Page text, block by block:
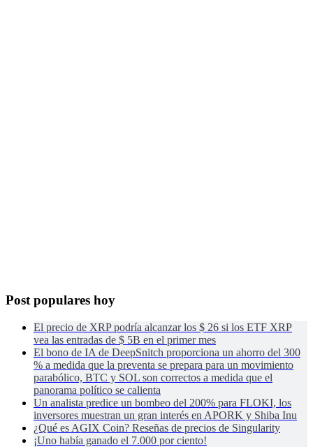
Post populares hoy
El precio de XRP podría alcanzar los $ 26 si los ETF XRP
vea las entradas de $ 5B en el primer mes
El bono de IA de DeepSnitch proporciona un ahorro del 300
% a medida que la preventa se prepara para un movimiento
parabólico, BTC y SOL son correctos a medida que el
panorama político se calienta
Un analista predice un bombeo del 200% para FLOKI, los
inversores muestran un gran interés en APORK y Shiba Inu
¿Qué es AGIX Coin? Reseñas de precios de Singularity
¡Uno había ganado el 7.000 por ciento!